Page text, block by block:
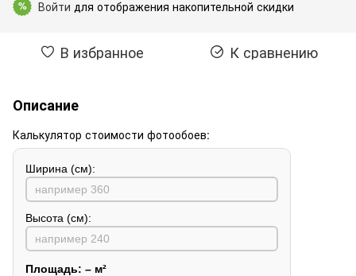
% Войти для отображения накопительной скидки
В избранное К сравнению
Описание
Калькулятор стоимости фотообоев:
Ширина (см):
Высота (см):
Площадь: – м²